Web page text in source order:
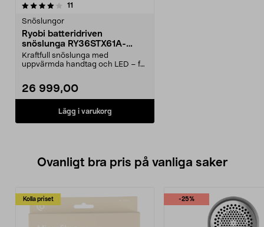
11
Snöslungor
Ryobi batteridriven
snöslunga RY36STX61A-
260F, 2-stegs
Kraftfull snöslunga med
uppvärmda handtag och LED – för
26 999,00
Lägg i varukorg
Ovanligt bra pris på vanliga saker
Kolla priset -25%